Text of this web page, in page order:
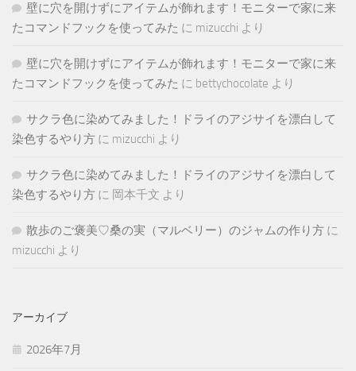
壁に穴を開けずにアイテムが飾れます！モニターで家に来
たコマンドフックを使ってみた に mizucchi より
壁に穴を開けずにアイテムが飾れます！モニターで家に来
たコマンドフックを使ってみた に bettychocolate より
サクラ色に染めてみました！ドライのアジサイを漂白して
染色するやり方 に mizucchi より
サクラ色に染めてみました！ドライのアジサイを漂白して
染色するやり方 に 岡本千文 より
散歩のご褒美♡桑の実（マルベリー）のジャムの作り方 に
mizucchi より
アーカイブ
2026年7月